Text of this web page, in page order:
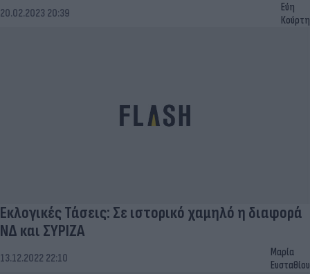
20.02.2023 20:39
Εύη
Κούρτη
Εκλογικές Τάσεις: Σε ιστορικό χαμηλό η διαφορά
ΝΔ και ΣΥΡΙΖΑ
13.12.2022 22:10
Μαρία
Ευσταθίου